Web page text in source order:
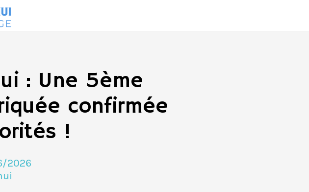
: Une 5ème
confirmée
!
2026